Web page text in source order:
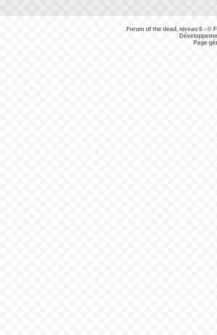
Forum of the dead, niveau 6 - ©
Page